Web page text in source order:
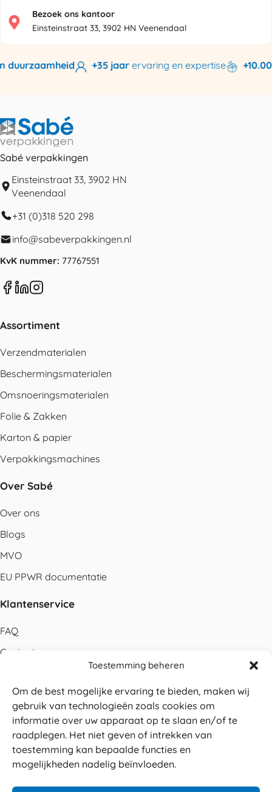
Toestemming beheren
Om de best mogelijke ervaring te bieden, maken wij
gebruik van technologieën zoals cookies om
informatie over uw apparaat op te slaan en/of te
raadplegen. Het niet geven of intrekken van
toestemming kan bepaalde functies en
mogelijkheden nadelig beïnvloeden.
Bezoek ons kantoor
Einsteinstraat 33, 3902 HN Veenendaal
+35 jaarervaring en expertise
Sabé verpakkingen
Einsteinstraat 33, 3902 HN
Veenendaal
+31 (0)318 520 298
info@sabeverpakkingen.nl
KvK nummer: 77767551
Assortiment
Verzendmaterialen
Beschermingsmaterialen
Omsnoeringsmaterialen
Folie & Zakken
Karton & papier
Verpakkingsmachines
Over Sabé
Over ons
Blogs
MVO
EU PPWR documentatie
Klantenservice
FAQ
Contact
Betalen
Levering
Retouren
Service en garantie